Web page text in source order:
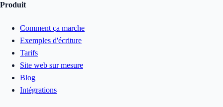
Produit
Comment ça marche
Exemples d'écriture
Tarifs
Site web sur mesure
Blog
Intégrations